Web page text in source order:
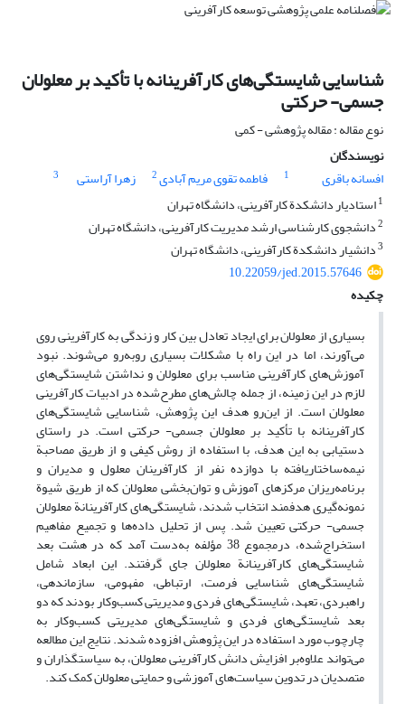
شناسایی شایستگی‌های کارآفرینانه با تأکید بر معلولان
جسمی- حرکتی
نوع مقاله : مقاله پژوهشی - کمی
نویسندگان
افسانه باقری
1 فاطمه تقوی مریم آبادی2 زهرا آراستی
3
1استادیار دانشکدة کارآفرینی، دانشگاه تهران
2دانشجوی کارشناسی ارشد مدیریت کارآفرینی، دانشگاه تهران
3دانشیار دانشکدة کارآفرینی، دانشگاه تهران
10.22059/jed.2015.57646
چکیده
بسیاری از معلولان برای ایجاد تعادل بین کار و زندگی به کارآفرینی روی
می‌آورند، اما در این راه با مشکلات بسیاری روبه‌رو می‌شوند. نبود
آموزش‌های کارآفرینی مناسب برای معلولان و نداشتن شایستگی‌های
لازم در این زمینه، از جمله چالش‌های مطرح‌شده در ادبیات کارآفرینی
معلولان است. از این‌رو هدف این پژوهش، شناسایی شایستگی‌های
کارآفرینانه با تأکید بر معلولان جسمی- حرکتی است. در راستای
دستیابی به این هدف، با استفاده از روش کیفی و از طریق مصاحبة
نیمه‌ساختاریافته با دوازده نفر از کارآفرینان معلول و مدیران و
برنامه‌ریزان مرکزهای آموزش و توان‌بخشی معلولان که از طریق شیوة
نمونه‌گیری هدفمند انتخاب شدند، شایستگی‌های کارآفرینانة معلولان
جسمی- حرکتی تعیین شد. پس از تحلیل داده‌ها و تجمیع مفاهیم
استخراج‌شده، درمجموع 38 مؤلفه به‌دست آمد که در هشت بعد
شایستگی‌های کارآفرینانة معلولان جای گرفتند. این ابعاد شامل
شایستگی‌های شناسایی فرصت، ارتباطی، مفهومی، سازماندهی،
راهبردی، تعهد، شایستگی‌های فردی و مدیریتی کسب‌وکار بودند که دو
بعد شایستگی‌های فردی و شایستگی‌های مدیریتی کسب‌وکار به
چارچوب مورد استفاده در این پژوهش افزوده شدند. نتایج این مطالعه
می‌تواند علاوه‌بر افزایش دانش کارآفرینی معلولان، به سیاستگذاران و
متصدیان در تدوین سیاست‌های آموزشی و حمایتی معلولان کمک کند.